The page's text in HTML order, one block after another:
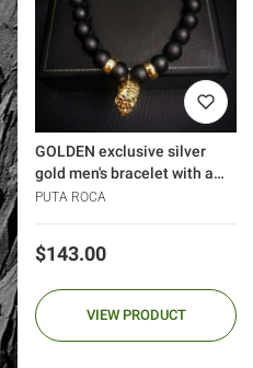
GOLDEN exclusive silver
gold men's bracelet with a
skull
PUTA ROCA
Price
$143.00
VIEW PRODUCT